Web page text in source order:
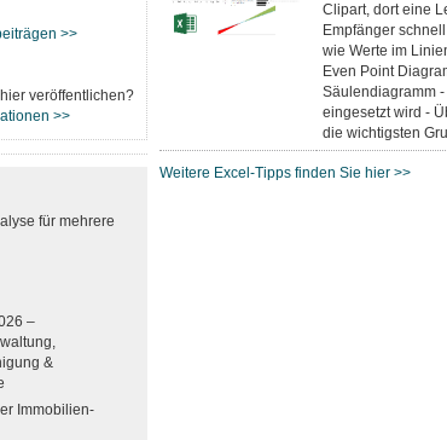
Clipart, dort eine
Empfänger
wie Werte im
Even Point
Säulendiagramm
eingesetzt wird -
die wichtigsten
Weitere Excel-Tipps finden Sie hier >>
>>
veröffentlichen?
>>
für mehrere
–
&
Immobilien-